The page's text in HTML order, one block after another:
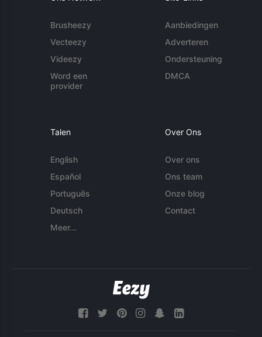
Brusheezy
Vecteezy
Videezy
Word een
provider
Aanbiedingen
Adverteren
Ondersteuning
DMCA
Talen
English
Español
Português
Deutsch
Meer...
Over Ons
Over ons
Ons team
Onze blog
Contact